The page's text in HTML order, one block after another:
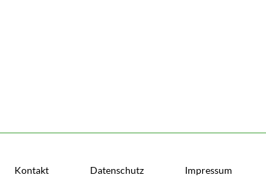
Kontakt Datenschutz Impressum